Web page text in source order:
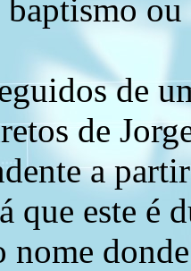
de
de
a
que este é
nome